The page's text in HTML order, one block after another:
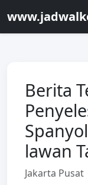
Berita
lawan
Jakarta Pusat